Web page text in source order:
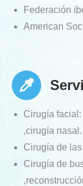
Federación
American
Cirugía
,cirugía nasal.
Cirugía de
Cirugía de